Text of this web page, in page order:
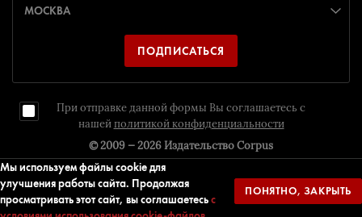
ПОДПИСАТЬСЯ
При отправке данной формы Вы соглашаетесь с
нашей политикой конфиденциальности
© 2009 — 2026 Издательство Corpus
Дизайн и разрaботка Издательство Corpus
Мы используем файлы cookie для
улучшения работы сайта. Продолжая
просматривать этот сайт, вы соглашаетесьс
ПОНЯТНО, ЗАКРЫТЬ